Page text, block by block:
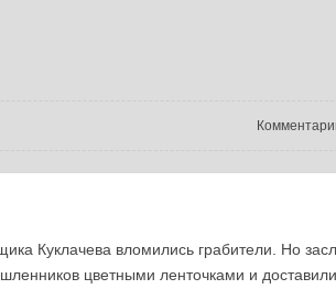
Куклачева вломились грабители. Но
цветными ленточками и